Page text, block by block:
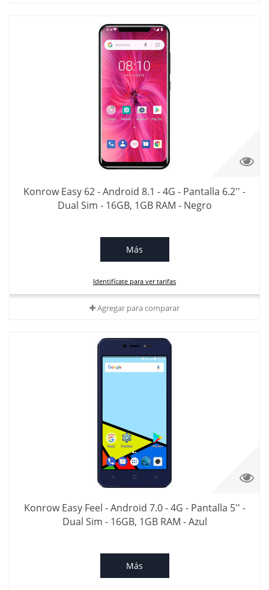
Konrow Easy 62 - Android 8.1 - 4G - Pantalla 6.2'' -
Dual Sim - 16GB, 1GB RAM - Negro
Más
Identifícate para ver tarifas
Agregar para comparar
Konrow Easy Feel - Android 7.0 - 4G - Pantalla 5'' -
Dual Sim - 16GB, 1GB RAM - Azul
Más